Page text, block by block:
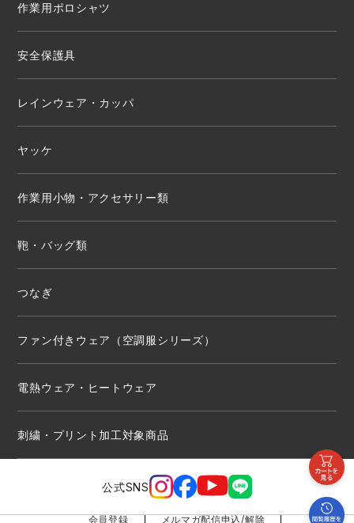
作業用ポロシャツ
安全保護具
レインウェア・カッパ
ヤッケ
作業用小物・アクセサリー類
鞄・バッグ類
つなぎ
ファン付きウェア（空調服シリーズ）
電熱ウェア・ヒートウェア
刺繍・プリント加工対象商品
公式SNS
会員登録 メルマガ配信申込/解除